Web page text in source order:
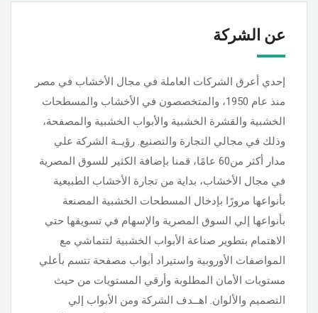
عن الشركة
إحدي أعرق الشركات العاملة في مجال الأخشاب في مصر
منذ عام 1950، والمتخصصون في الأخشاب والمسطحات
الخشبية والقشرة الخشبية والأبواب الخشبية والمصفحة،
وذلك في مجالي التجارة والتصنيع. رؤيــة الشركة علي
مدار أكثر من60 عامًا، قمنا بإضافة الكثير للسوق المصرية
في مجال الأخشاب، بداية من تجارة الأخشاب الطبيعية
بأنواعها مرورًا بإدخال المسطحات الخشبية المصنعة
بأنواعها إلي السوق المصرية والإسهام في تسويقها حتي
الاهتمام بتطوير صناعة الأبواب الخشبية لتتماشي مع
المواصفات الأوروبية واستيراد أبواب مصفحة تتسم بأعلي
مستويات الأمان المطلوبة وأرقي المستويات من حيث
التصميم والألوان. اهــدف الشركة ومن الأبواب إلي